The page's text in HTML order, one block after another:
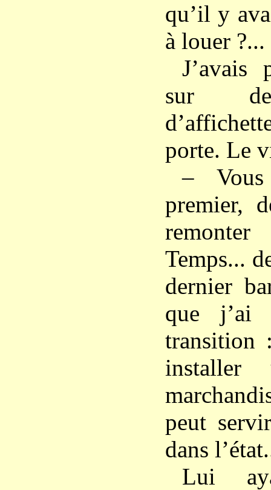
qu’il y
à louer ?...
J’avais
sur
porte. Le
–
premier,
Temps...
dernier
que j’ai
transition
peut
dans
Lui